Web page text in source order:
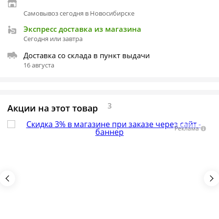
Самовывоз сегодня в Новосибирске
Экспресс доставка из магазина
Сегодня или завтра
Доставка со склада в пункт выдачи
16 августа
Акции на этот товар 3
Реклама